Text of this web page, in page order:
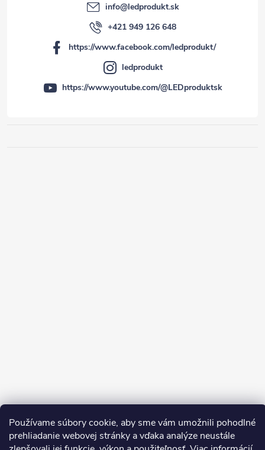
Používame súbory cookie, aby sme vám umožnili pohodlné
prehliadanie webovej stránky a vďaka analýze neustále
Sledovať na Instagrame
info@ledprodukt.sk
+421 949 126 648
https://www.facebook.com/ledprodukt/
ledprodukt
https://www.youtube.com/@LEDproduktsk